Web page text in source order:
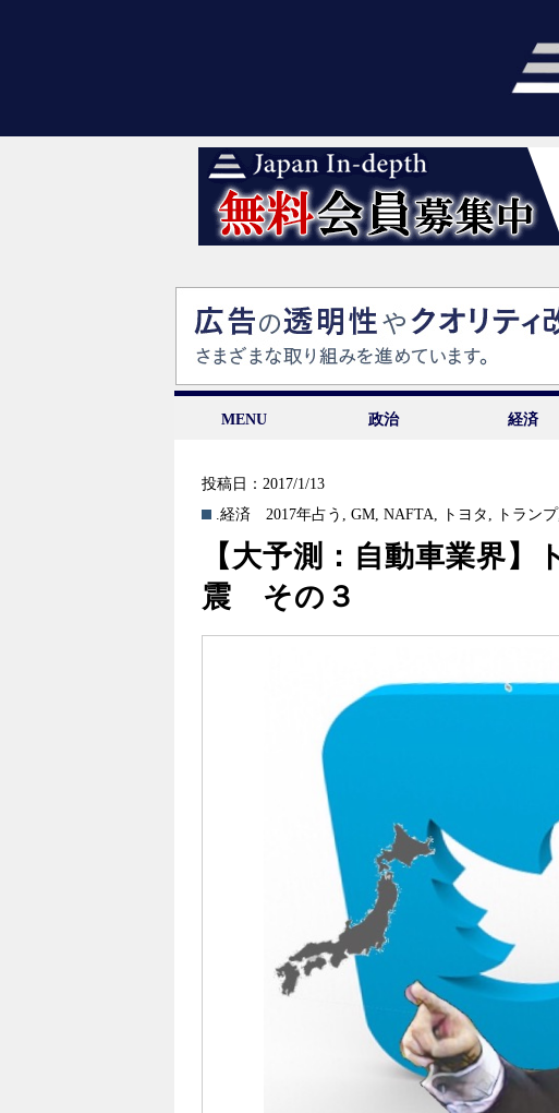
MENU 政治 経済
投稿日：2017/1/13
.経済
2017年占う ,GM,NAFTA, トヨタ , トランプ
【大予測：自動車業界
震 その３